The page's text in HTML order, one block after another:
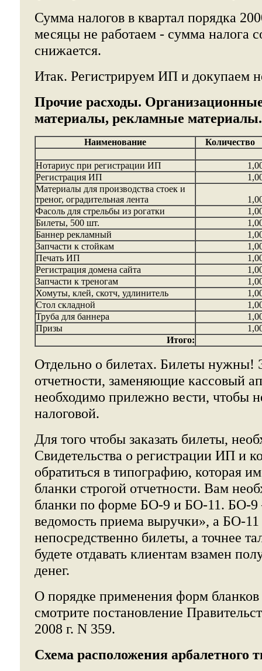
Сумма налогов в квартал порядка
месяцы не работаем - сумма налога
снижается.
Итак. Регистрируем ИП и докупаем
Прочие расходы.
материалы, рекламные материалы.
Наименование Количество
Нотариус при регистрации ИП
Регистрация ИП
Материалы для производства стоек и
треног, оградительная лента
Фасоль для стрельбы из рогатки
Билеты, 500 шт.
Баннер рекламный
Запчасти к стойкам
Печать ИП
Регистрация домена сайта
Запчасти к треногам
Хомуты, клей, скотч, удлинитель
Стол складной
Труба для баннера
Призы
Итого:
Отдельно о билетах. Билеты нужны!
отчетности, заменяющие кассовый
необходимо прилежно вести, чтобы
налоговой.
Для того чтобы заказать билеты,
Свидетельства о регистрации ИП и
обратиться в типографию, которая
бланки строгой отчетности. Вам
бланки по форме БО-9 и БО-11. БО-9
ведомость приема выручки», а БО-11
непосредственно билеты, а точнее
будете отдавать клиентам взамен
денег.
О порядке применения форм бланков
смотрите постановление
2008 г. N 359.
Схема расположения арбалетного